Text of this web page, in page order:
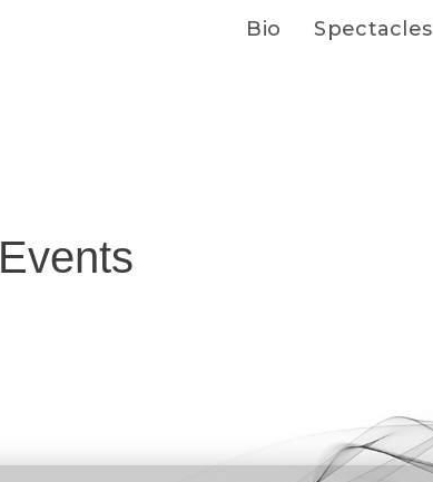
Bio Spectacles
Events